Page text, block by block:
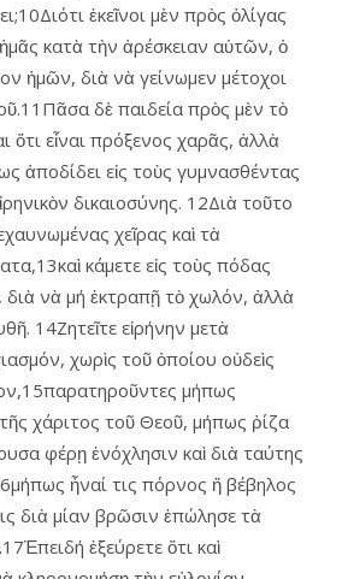
ἐκεῖνοι μὲν πρὸς ὀλίγας
κατὰ τὴν ἀρέσκειαν αὑτῶν, ὁ
ἡμῶν, διὰ νὰ γείνωμεν μέτοχοι
δὲ παιδεία πρὸς μὲν τὸ
ὅτι εἶναι πρόξενος χαρᾶς, ἀλλὰ
ἀποδίδει εἰς τοὺς γυμνασθέντας
δικαιοσύνης. 12Διὰ τοῦτο
χεῖρας καὶ τὰ
κάμετε εἰς τοὺς πόδας
διὰ νὰ μή ἐκτραπῇ τὸ χωλόν, ἀλλὰ
14Ζητεῖτε εἰρήνην μετὰ
χωρὶς τοῦ ὁποίου οὐδεὶς
μήπως
χάριτος τοῦ Θεοῦ, μήπως ῥίζα
φέρῃ ἐνόχλησιν καὶ διὰ ταύτης
ἦναί τις πόρνος ἤ βέβηλος
διὰ μίαν βρῶσιν ἐπώλησε τὰ
ἐξεύρετε ὅτι καὶ